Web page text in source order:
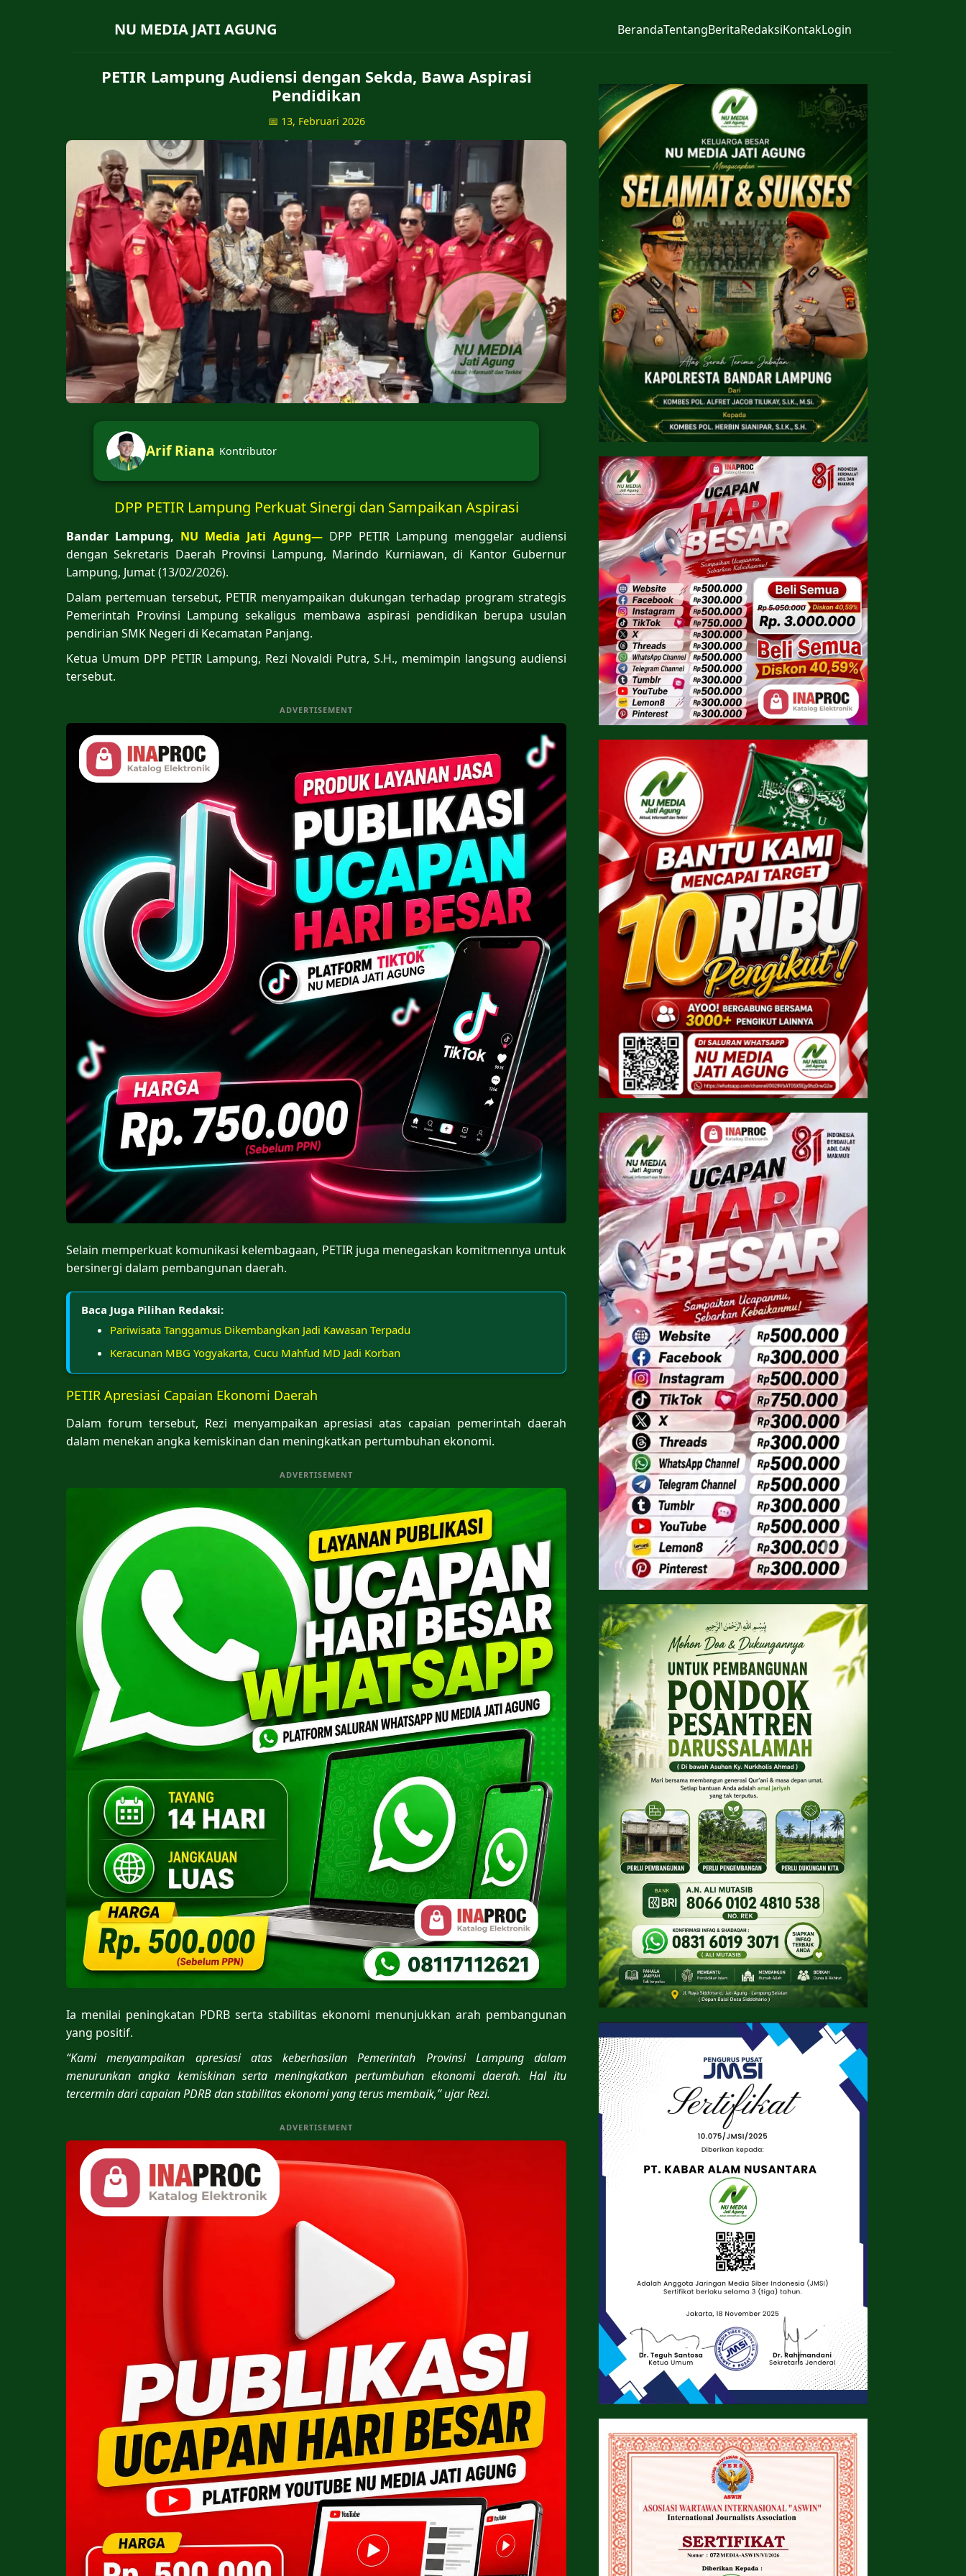
NU MEDIA JATI AGUNG BerandaTentangBeritaRedaksiKontakLogin
PETIR Lampung Audiensi dengan Sekda, Bawa Aspirasi
Pendidikan
📅 13, Februari 2026
Arif Riana Kontributor
DPP PETIR Lampung Perkuat Sinergi dan Sampaikan Aspirasi
Bandar Lampung, NU Media Jati Agung—DPP PETIR Lampung menggelar audiensi
dengan Sekretaris Daerah Provinsi Lampung, Marindo Kurniawan, di Kantor Gubernur
Lampung, Jumat (13/02/2026).
Dalam pertemuan tersebut, PETIR menyampaikan dukungan terhadap program strategis
Pemerintah Provinsi Lampung sekaligus membawa aspirasi pendidikan berupa usulan
pendirian SMK Negeri di Kecamatan Panjang.
Ketua Umum DPP PETIR Lampung, Rezi Novaldi Putra, S.H., memimpin langsung audiensi
tersebut.
ADVERTISEMENT
Selain memperkuat komunikasi kelembagaan, PETIR juga menegaskan komitmennya untuk
bersinergi dalam pembangunan daerah.
Baca Juga Pilihan Redaksi:
Pariwisata Tanggamus Dikembangkan Jadi Kawasan Terpadu
Keracunan MBG Yogyakarta, Cucu Mahfud MD Jadi Korban
PETIR Apresiasi Capaian Ekonomi Daerah
Dalam forum tersebut, Rezi menyampaikan apresiasi atas capaian pemerintah daerah
dalam menekan angka kemiskinan dan meningkatkan pertumbuhan ekonomi.
ADVERTISEMENT
Ia menilai peningkatan PDRB serta stabilitas ekonomi menunjukkan arah pembangunan
yang positif.
“Kami menyampaikan apresiasi atas keberhasilan Pemerintah Provinsi Lampung dalam
menurunkan angka kemiskinan serta meningkatkan pertumbuhan ekonomi daerah. Hal itu
tercermin dari capaian PDRB dan stabilitas ekonomi yang terus membaik,” ujar Rezi.
ADVERTISEMENT